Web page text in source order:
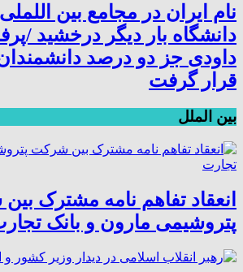
نام ایران در مجامع بین
دانشگاه بار دیگر درخشید /
داودی جز دو درصد
قرار گرفت
بین الملل
انعقاد تفاهم نامه مشترک
پتروشیمی مارون و بانک